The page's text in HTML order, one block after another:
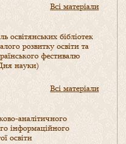
Всі матеріали
освітянських бібліотек
розвитку освіти та
фестивалю
науки)
Всі матеріали
аналітичного
інформаційного
освіти